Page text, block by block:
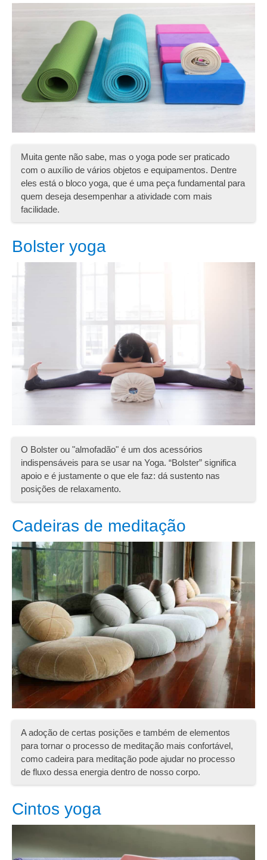
Muita gente não sabe, mas o yoga pode ser praticado
com o auxílio de vários objetos e equipamentos. Dentre
eles está o bloco yoga, que é uma peça fundamental para
quem deseja desempenhar a atividade com mais
facilidade.
Bolster yoga
O Bolster ou "almofadão" é um dos acessórios
indispensáveis para se usar na Yoga. “Bolster” significa
apoio e é justamente o que ele faz: dá sustento nas
posições de relaxamento.
Cadeiras de meditação
A adoção de certas posições e também de elementos
para tornar o processo de meditação mais confortável,
como cadeira para meditação pode ajudar no processo
de fluxo dessa energia dentro de nosso corpo.
Cintos yoga